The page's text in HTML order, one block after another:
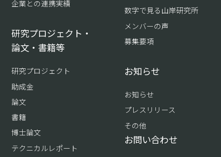
企業との連携実績
研究プロジェクト・
論文・書籍等
研究プロジェクト
助成金
論文
書籍
博士論文
テクニカルレポート
数字で見る山岸研究所
メンバーの声
募集要項
お知らせ
お知らせ
プレスリリース
その他
お問い合わせ